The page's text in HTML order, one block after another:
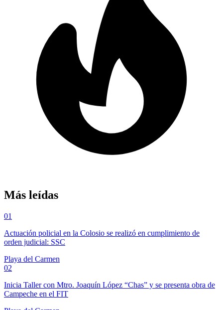
Más leídas
01
Actuación policial en la Colosio se realizó en cumplimiento de
orden judicial: SSC
Playa del Carmen
02
Inicia Taller con Mtro. Joaquín López “Chas” y se presenta obra de
Campeche en el FIT